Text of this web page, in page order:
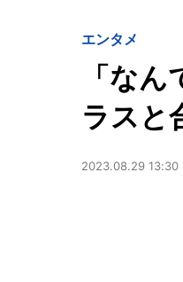
エンタメ
「な
ラスと
2023.08.29 13:30